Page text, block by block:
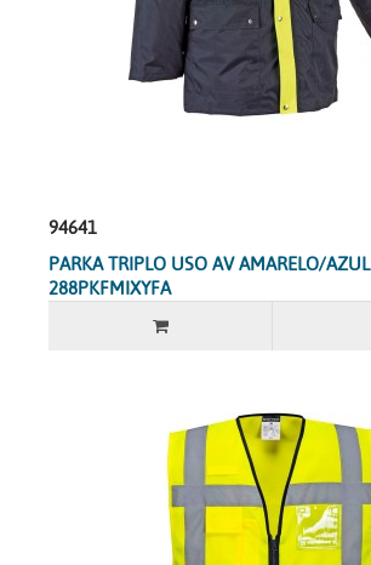
94641
PARKA TRIPLO USO AV AMARELO/AZUL
288PKFMIXYFA